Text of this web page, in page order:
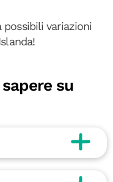
variazioni
su